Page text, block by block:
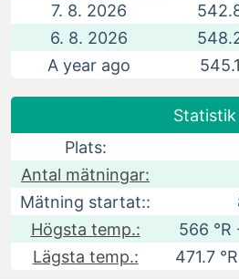
7. 8. 2026
6. 8. 2026
A year ago
Statistik
Plats:
Antal mätningar:
Mätning startat::
Högsta temp.:
566 °R
Lägsta temp.:
471.7